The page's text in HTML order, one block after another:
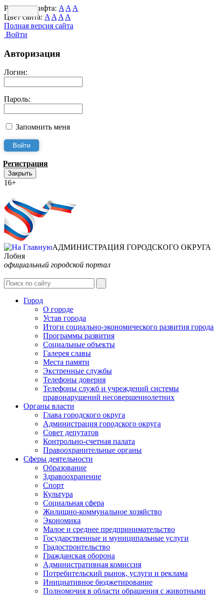
Размер шрифта: A A A
Цвет сайта: A A A A
Полная версия сайта
Войти
Авторизация
Логин:
Пароль:
Запомнить меня
Регистрация
Закрыть
16+
АДМИНИСТРАЦИЯ ГОРОДСКОГО ОКРУГА
Лобня
официальный городской портал
Город
О городе
Устав города
Итоги социально-экономического развития города
Программы развития
Социальные объекты
Галерея славы
Места памяти
Экстренные службы
Телефоны доверия
Телефоны служб и учреждений системы
правонарушений несовершеннолетних
Органы власти
Глава городского округа
Администрация городcкого округа
Совет депутатов
Контрольно-счетная палата
Правоохранительные органы
Сферы деятельности
Образование
Здравоохранение
Спорт
Культура
Социальная сфера
Жилищно-коммунальное хозяйство
Экономика
Малое и среднее предпринимательство
Государственные и муниципальные услуги
Градостроительство
Гражданская оборона
Административная комиссия
Потребительский рынок, услуги и реклама
Инициативное бюджетирование
Полномочия в области обращения с животными